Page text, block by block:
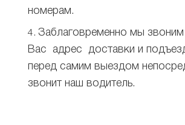
номерам.
Заблаговременно мы звоним
Вас адрес доставки и
перед самим выездом
звонит наш водитель.